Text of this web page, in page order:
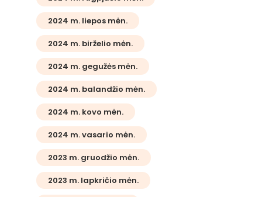
2024 m. liepos mėn.
2024 m. birželio mėn.
2024 m. gegužės mėn.
2024 m. balandžio mėn.
2024 m. kovo mėn.
2024 m. vasario mėn.
2023 m. gruodžio mėn.
2023 m. lapkričio mėn.